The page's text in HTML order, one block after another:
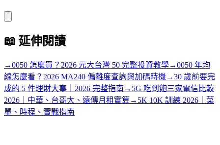
📖 延伸閱讀
→0050 怎麼買？2026 元大台灣 50 完整投資教學→0050 年均
線怎麼看？2026 MA240 偏離度查詢與加碼時機 →30 歲前要完
成的 5 件理財大事｜2026 完整指南 → 5G 吃到飽三家電信比較
2026｜中華、台哥大、遠傳月租實算→ 5K 10K 訓練 2026｜菜
單、時程、實戰指南